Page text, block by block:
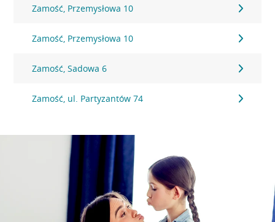
Zamość, Przemysłowa 10
Zamość, Przemysłowa 10
Zamość, Sadowa 6
Zamość, ul. Partyzantów 74